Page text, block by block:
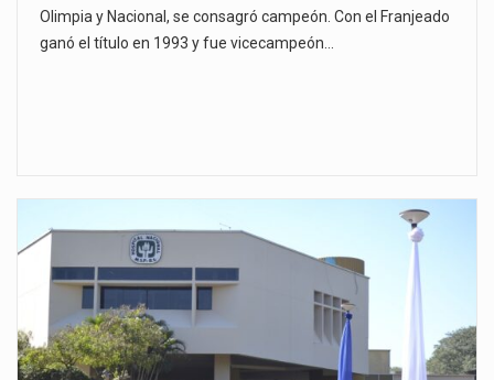
Olimpia y Nacional, se consagró campeón. Con el Franjeado
ganó el título en 1993 y fue vicecampeón…